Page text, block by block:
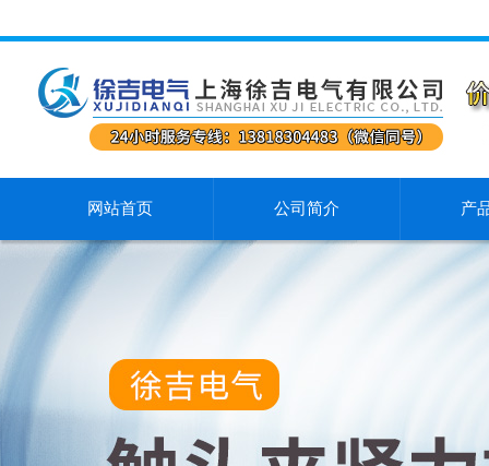
网站首页 公司简介 产